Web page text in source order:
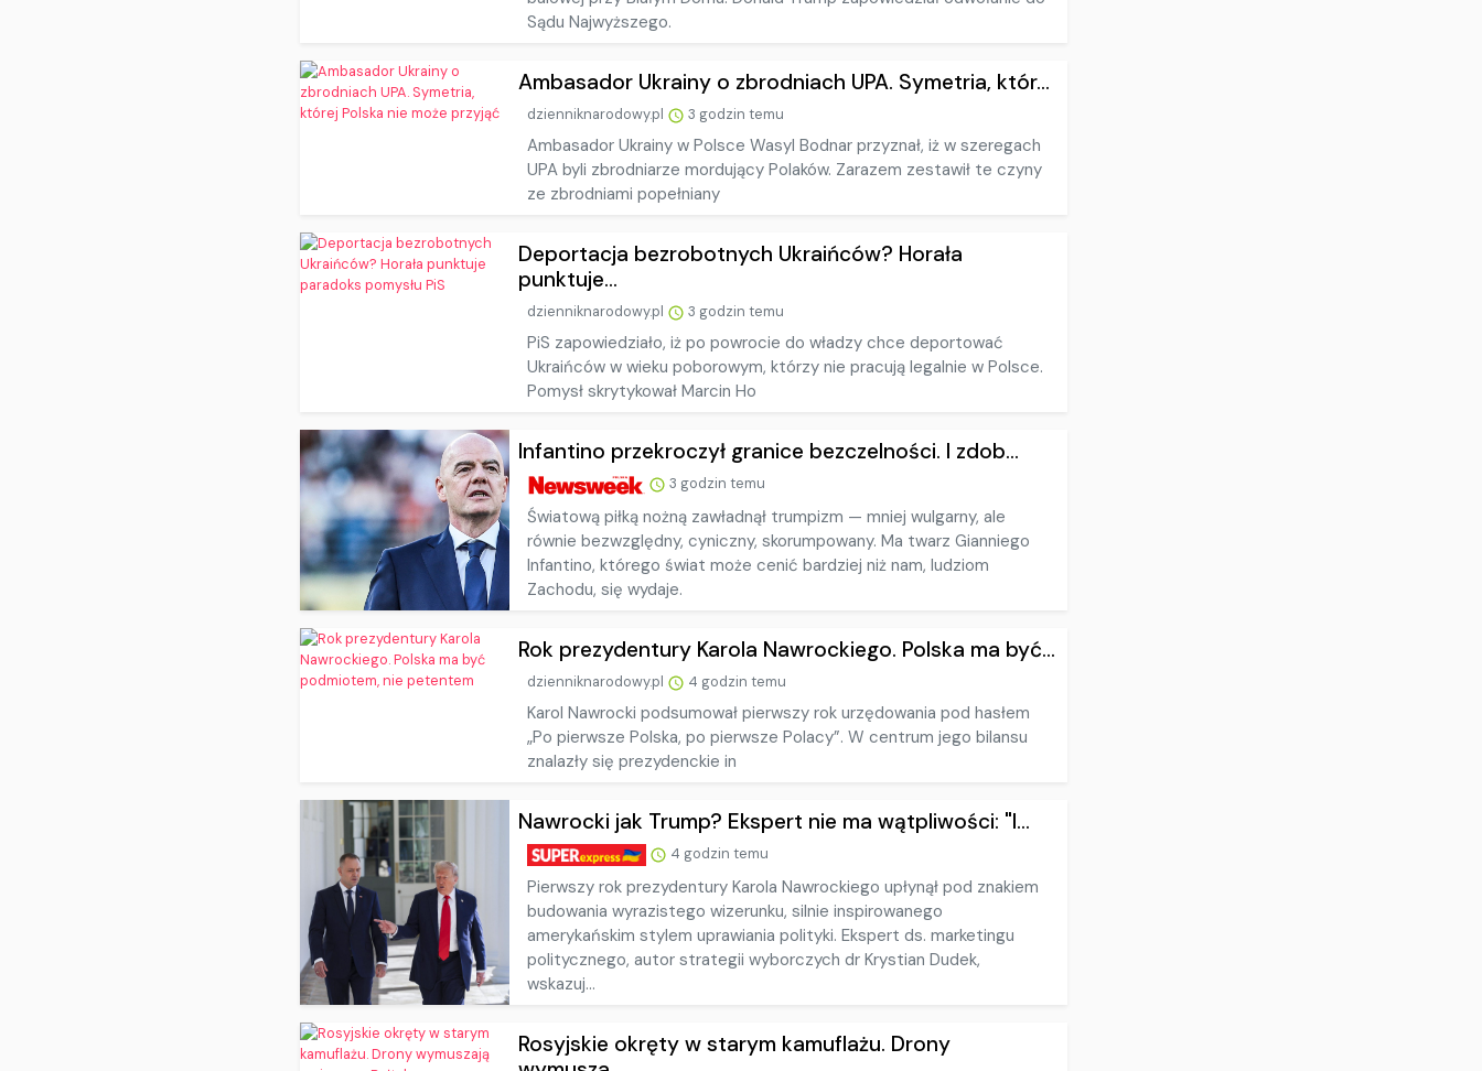
Sądu Najwyższego.
Ambasador Ukrainy o zbrodniach UPA. Symetria, któr...
dzienniknarodowy.pl 3 godzin temu
Ambasador Ukrainy w Polsce Wasyl Bodnar przyznał, iż w szeregach
UPA byli zbrodniarze mordujący Polaków. Zarazem zestawił te czyny
ze zbrodniami popełniany
Deportacja bezrobotnych Ukraińców? Horała
punktuje...
dzienniknarodowy.pl 3 godzin temu
PiS zapowiedziało, iż po powrocie do władzy chce deportować
Ukraińców w wieku poborowym, którzy nie pracują legalnie w Polsce.
Pomysł skrytykował Marcin Ho
Infantino przekroczył granice bezczelności. I zdob...
3 godzin temu
Światową piłką nożną zawładnął trumpizm — mniej wulgarny, ale
równie bezwzględny, cyniczny, skorumpowany. Ma twarz Gianniego
Infantino, którego świat może cenić bardziej niż nam, ludziom
Zachodu, się wydaje.
Rok prezydentury Karola Nawrockiego. Polska ma być...
dzienniknarodowy.pl 4 godzin temu
Karol Nawrocki podsumował pierwszy rok urzędowania pod hasłem
„Po pierwsze Polska, po pierwsze Polacy”. W centrum jego bilansu
znalazły się prezydenckie in
Nawrocki jak Trump? Ekspert nie ma wątpliwości: "I...
4 godzin temu
Pierwszy rok prezydentury Karola Nawrockiego upłynął pod znakiem
budowania wyrazistego wizerunku, silnie inspirowanego
amerykańskim stylem uprawiania polityki. Ekspert ds. marketingu
politycznego, autor strategii wyborczych dr Krystian Dudek,
wskazuj...
Rosyjskie okręty w starym kamuflażu. Drony